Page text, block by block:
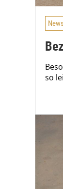
News
so